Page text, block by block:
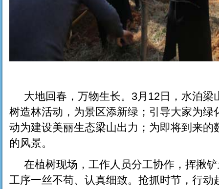
大地回春，万物生长。3月12日，水泊梁
树造林活动，为景区添新绿；引导大家为
动为建设美丽生态梁山出力；为即将到来
的风景。
在植树现场，工作人员分工协作，挥揪
工序一丝不苟、认真细致。抢抓时节，行